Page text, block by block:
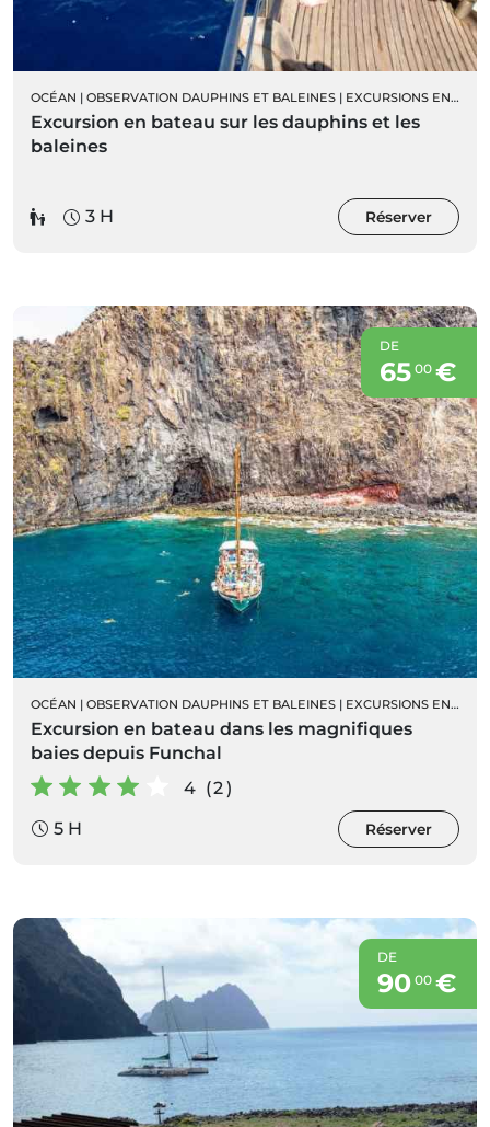
OCÉAN | OBSERVATION DAUPHINS ET BALEINES | EXCURSIONS EN BATEAU
Excursion en bateau sur les dauphins et les
baleines
3 H Réserver
DE
65 00€
OCÉAN | OBSERVATION DAUPHINS ET BALEINES | EXCURSIONS EN BATEAU
Excursion en bateau dans les magnifiques
baies depuis Funchal
4 (2)
5 H
Réserver
DE
90 00€